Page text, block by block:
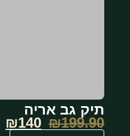
תיק גב אריה
₪199.90
₪140